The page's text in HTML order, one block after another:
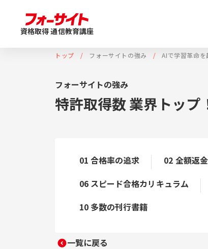
資格取得 通信教育講座
トップ フォーサイトの強み AIで学習革命
フォーサイトの強み
特許取得数 業界トッ
01 合格率の追求 02 全額返
06 スピード合格カリキュラム
10 多数の刊行書籍
一覧に戻る